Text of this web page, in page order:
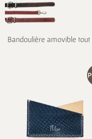
Bandoulière amovible tout